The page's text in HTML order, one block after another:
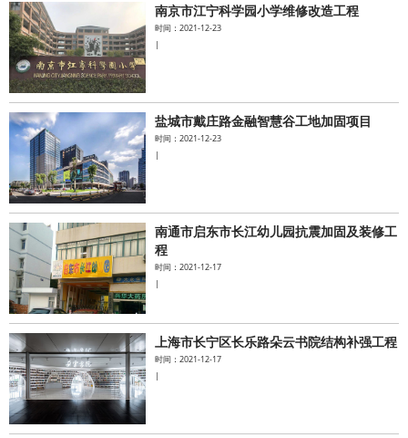
南京市江宁科学园小学维修改造工程
时间：2021-12-23
|
盐城市戴庄路金融智慧谷工地加固项目
时间：2021-12-23
|
南通市启东市长江幼儿园抗震加固及装修工
程
时间：2021-12-17
|
上海市长宁区长乐路朵云书院结构补强工程
时间：2021-12-17
|